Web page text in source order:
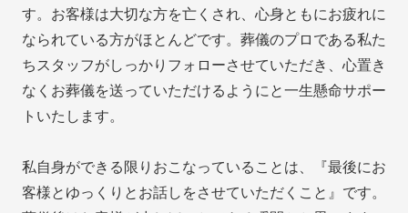
す。お客様は大切な方を亡くされ、心身ともにお疲れに
なられている方がほとんどです。葬儀のプロである私た
ちスタッフがしっかりフォローさせていただき、心置き
なくお葬儀を送っていただけるようにと一生懸命サポー
トいたします。
私自身ができる限りおこなっていることは、『最後にお
客様とゆっくりとお話しをさせていただくこと』です。